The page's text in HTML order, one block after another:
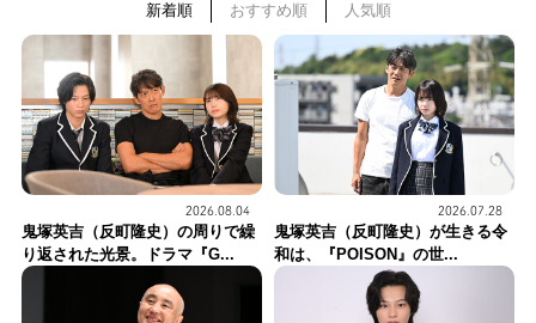
新着順 おすすめ順 人気順
2026.08.04
鬼塚英吉（反町隆史）の周りで繰
り返された光景。ドラマ『G...
2026.07.28
鬼塚英吉（反町隆史）が生きる令
和は、『POISON』の世...